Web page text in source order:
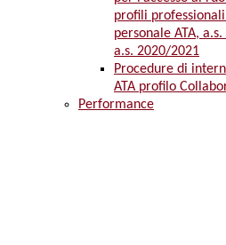
profili professionali
personale ATA,
a.s. 2020/2021
Procedure di
ATA profilo
Performance